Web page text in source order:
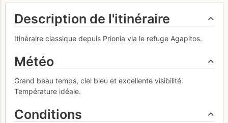
Description de l'itinéraire
Itinéraire classique depuis Prionia via le refuge Agapitos.
Météo
Grand beau temps, ciel bleu et excellente visibilité.
Température idéale.
Conditions